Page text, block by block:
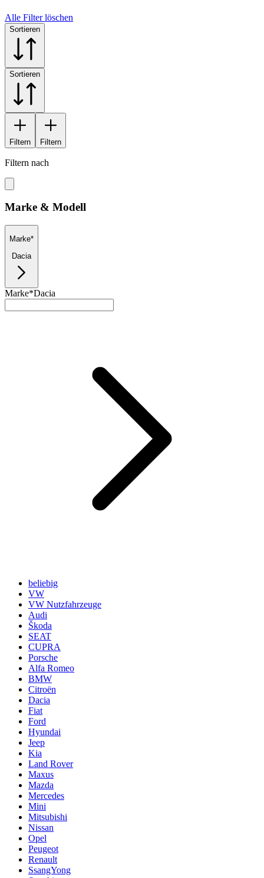
Alle Filter löschen
Sortieren
Sortieren
Filtern Filtern
Filtern nach
Marke & Modell
Marke*
Dacia
Marke*Dacia
beliebig
VW
VW Nutzfahrzeuge
Audi
Škoda
SEAT
CUPRA
Porsche
Alfa Romeo
BMW
Citroën
Dacia
Fiat
Ford
Hyundai
Jeep
Kia
Land Rover
Maxus
Mazda
Mercedes
Mini
Mitsubishi
Nissan
Opel
Peugeot
Renault
SsangYong